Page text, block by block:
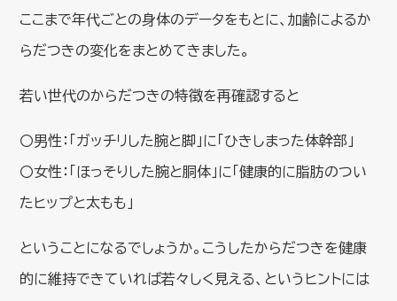
ここまで年代ごとの身体のデータをもとに、加齢によるか
らだつきの変化をまとめてきました。
若い世代のからだつきの特徴を再確認すると
〇男性：「ガッチリした腕と脚」に「ひきしまった体幹部」
〇女性：「ほっそりした腕と胴体」に「健康的に脂肪のつい
たヒップと太もも」
ということになるでしょうか。こうしたからだつきを健康
的に維持できていれば若々しく見える、というヒントには